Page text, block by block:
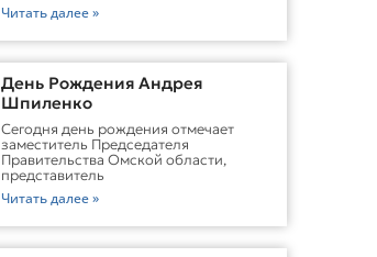
Читать далее »
День Рождения Андрея
Шпиленко
Cегодня день рождения отмечает
заместитель Председателя
Правительства Омской области,
представитель
Читать далее »